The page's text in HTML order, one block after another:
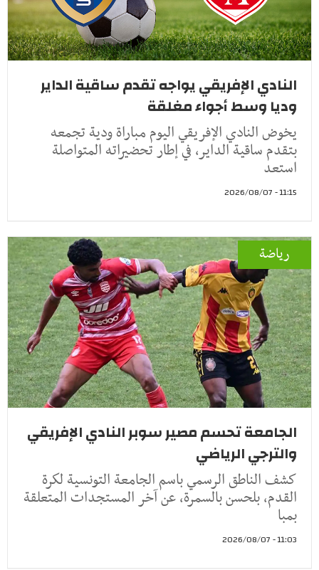
النادي الإفريقي يواجه تقدم ساقية الداير
وديا وسط أجواء مغلقة
يخوض النادي الإفريقي اليوم مباراة ودية تجمعه
بتقدم ساقية الداير، في إطار تحضيراته المتواصلة
استعد
11:15 - 2026/08/07
رياضة
الجامعة تحسم مصير سوبر النادي الإفريقي
والترجي الرياضي
كشف الناطق الرسمي باسم الجامعة التونسية لكرة
القدم، بلحسن بالسمرة، عن آخر المستجدات المتعلقة
بمبا
11:03 - 2026/08/07